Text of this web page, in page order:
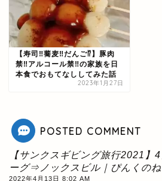
【寿司‼蕎麦‼だんご⁉】豚肉
禁‼アルコール禁‼の家族を日
本食でおもてなししてみた話
2023年1月27日
POSTED COMMENT
【サンクスギビング旅行2021
ーグ⇒ノックスビル｜ぴんくの
2022年4月13日 8:02 AM